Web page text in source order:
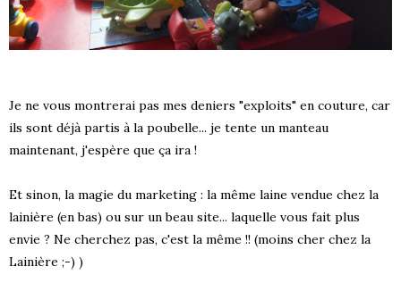
Je ne vous montrerai pas mes deniers "exploits" en couture, car
ils sont déjà partis à la poubelle... je tente un manteau
maintenant, j'espère que ça ira !
Et sinon, la magie du marketing : la même laine vendue chez la
lainière (en bas) ou sur un beau site... laquelle vous fait plus
envie ? Ne cherchez pas, c'est la même !! (moins cher chez la
Lainière ;-) )